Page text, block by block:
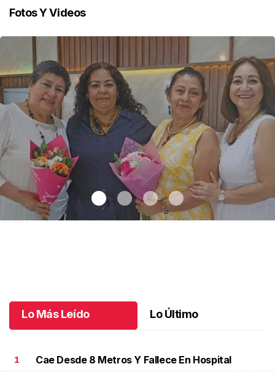
Fotos Y Videos
Lo Más Leído Lo Último
1 Cae Desde 8 Metros Y Fallece En Hospital